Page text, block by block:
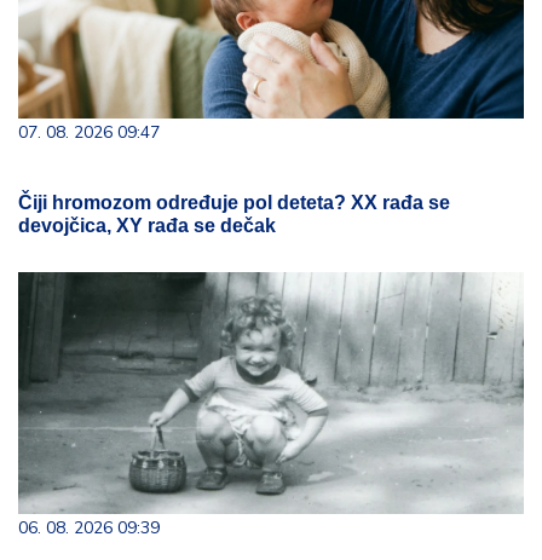
07. 08. 2026 09:47
Čiji hromozom određuje pol deteta? XX rađa se
devojčica, XY rađa se dečak
06. 08. 2026 09:39